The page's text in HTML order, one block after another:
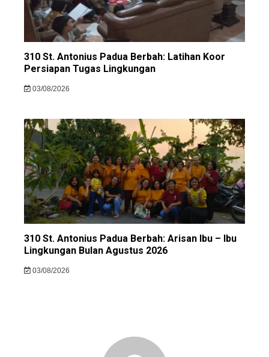
310 St. Antonius Padua Berbah: Latihan Koor
Persiapan Tugas Lingkungan
03/08/2026
310 St. Antonius Padua Berbah: Arisan Ibu – Ibu
Lingkungan Bulan Agustus 2026
03/08/2026